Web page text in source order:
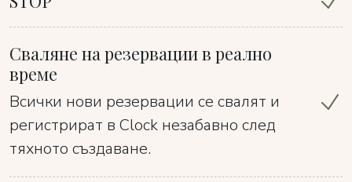
Сваляне на резервации в реално
време
Всички нови резервации се свалят и
регистрират в Clock незабавно след
тяхното създаване.